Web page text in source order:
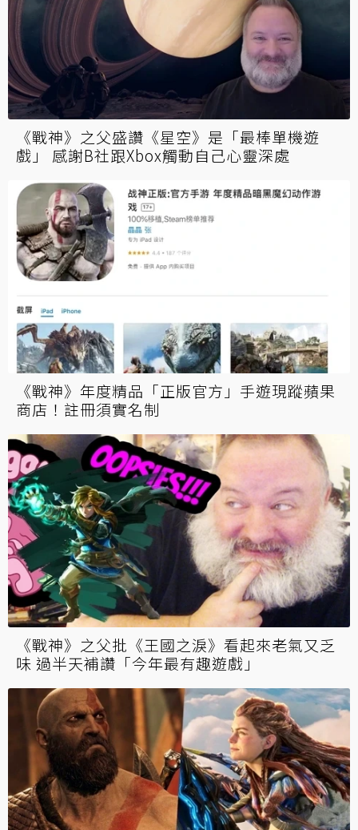
《戰神》之父盛讚《星空》是「最棒單機遊
戲」 感謝B社跟Xbox觸動自己心靈深處
《戰神》年度精品「正版官方」手遊現蹤蘋果
商店！註冊須實名制
《戰神》之父批《王國之淚》看起來老氣又乏
味 過半天補讚「今年最有趣遊戲」